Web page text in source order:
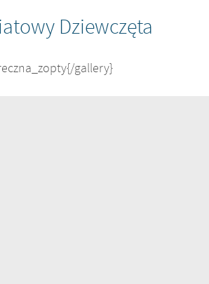
Dziewczęta
gallery}